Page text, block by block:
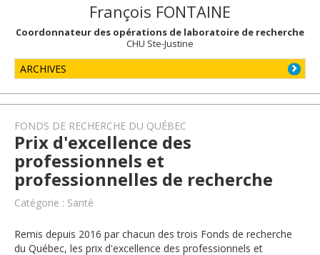
François FONTAINE
Coordonnateur des opérations de laboratoire de recherche
CHU Ste-Justine
ARCHIVES
FONDS DE RECHERCHE DU QUÉBEC
Prix d'excellence des
professionnels et
professionnelles de recherche
Catégorie : Santé
Remis depuis 2016 par chacun des trois Fonds de recherche
du Québec, les prix d'excellence des professionnels et